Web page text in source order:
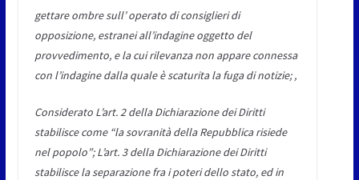
gettare ombre sull’ operato di consiglieri di
opposizione, estranei all’indagine oggetto del
provvedimento, e la cui rilevanza non appare connessa
con l’indagine dalla quale è scaturita la fuga di notizie; ,
Considerato L’art. 2 della Dichiarazione dei Diritti
stabilisce come “la sovranità della Repubblica risiede
nel popolo”; L’art. 3 della Dichiarazione dei Diritti
stabilisce la separazione fra i poteri dello stato, ed in